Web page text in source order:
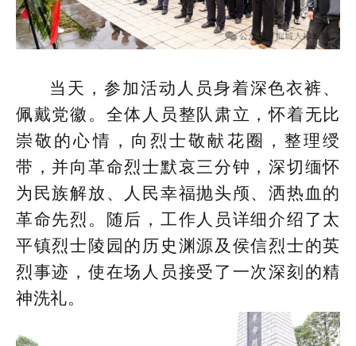
当天，参加活动人员身着深色衣裤、
佩戴党徽。全体人员整队肃立，怀着无比
崇敬的心情，向烈士敬献花圈，整理绶
带，并向革命烈士默哀三分钟，深切缅怀
为民族解放、人民幸福抛头颅、洒热血的
革命先烈。随后，工作人员详细介绍了太
平镇烈士陵园的历史渊源及侯信烈士的英
烈事迹，使在场人员接受了一次深刻的精
神洗礼。